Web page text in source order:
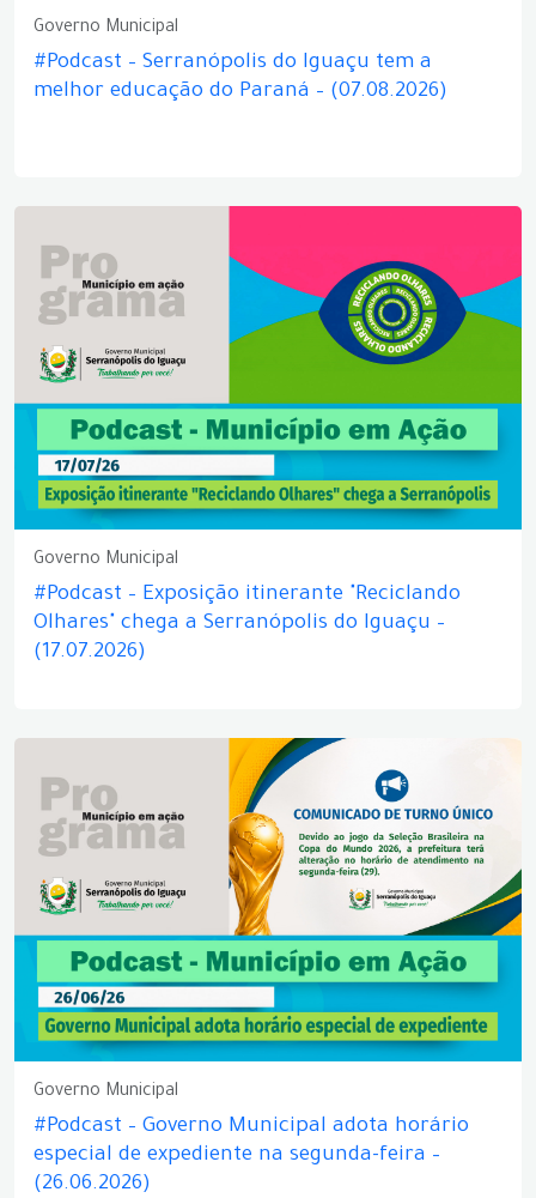
Governo Municipal
#Podcast – Serranópolis do Iguaçu tem a
melhor educação do Paraná – (07.08.2026)
Governo Municipal
#Podcast – Exposição itinerante "Reciclando
Olhares" chega a Serranópolis do Iguaçu –
(17.07.2026)
Governo Municipal
#Podcast – Governo Municipal adota horário
especial de expediente na segunda-feira –
(26.06.2026)